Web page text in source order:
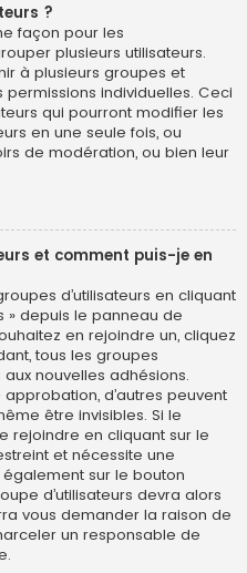
?
façon pour les
plusieurs utilisateurs.
à plusieurs groupes et
individuelles. Ceci
qui pourront modifier les
en une seule fois, ou
de modération, ou bien leur
et comment puis-je en
d’utilisateurs en cliquant
» depuis le panneau de
en rejoindre un, cliquez
tous les groupes
nouvelles adhésions.
d’autres peuvent
être invisibles. Si le
rejoindre en cliquant sur le
et nécessite une
sur le bouton
d’utilisateurs devra alors
vous demander la raison de
un responsable de